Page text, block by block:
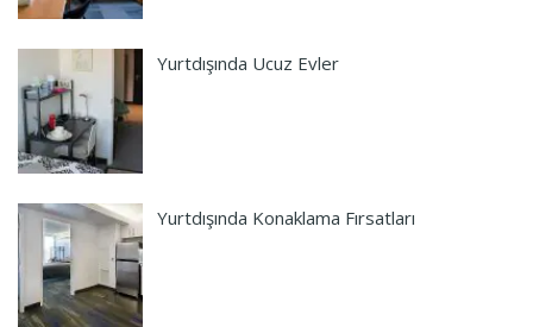
Yurtdışında Ucuz Evler
Yurtdışında Konaklama Fırsatları